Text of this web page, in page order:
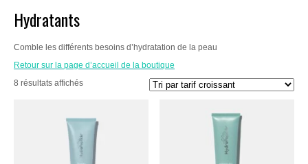
Hydratants
Comble les différents besoins d’hydratation de la peau
Retour sur la page d’accueil de la boutique
8 résultats affichésTrié